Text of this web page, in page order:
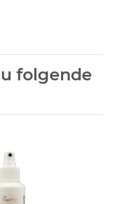
folgende